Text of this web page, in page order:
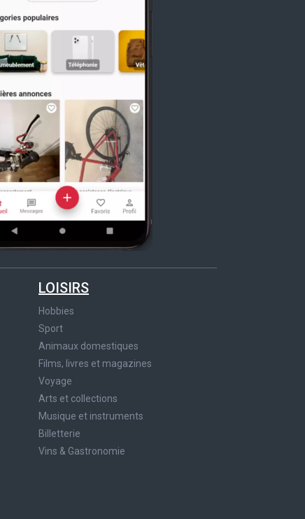
LOISIRS
Hobbies
Sport
Animaux domestiques
Films, livres et magazines
Voyage
Arts et collections
Musique et instruments
Billetterie
Vins & Gastronomie